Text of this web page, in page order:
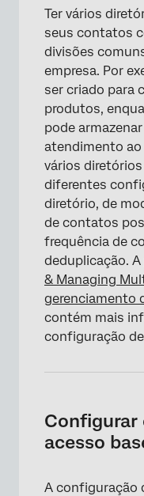
Ter vários
seus contatos
divisões
empresa. Por
ser criado para
produtos,
pode
atendimento
vários
diferentes
diretório, de
de contatos
frequência de
deduplicação.
& Managing
gerenciamento
contém mais
configuração
Configurar
acesso
A configuração